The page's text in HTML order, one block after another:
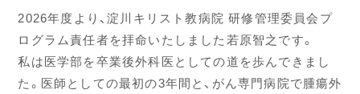
2026年度より、淀川キリスト教病院 研修管理委員会プ
ログラム責任者を拝命いたしました若原智之です。
私は医学部を卒業後外科医としての道を歩んできまし
た。医師としての最初の3年間と、がん専門病院で腫瘍外